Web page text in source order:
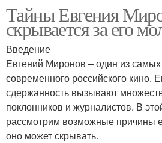
Тайны Евгения
скрывается за его
Введение
Евгений Миронов – один из самых
современного российского кино.
сдержанность вызывают
поклонников и журналистов. В
рассмотрим возможные причины
оно может скрывать.